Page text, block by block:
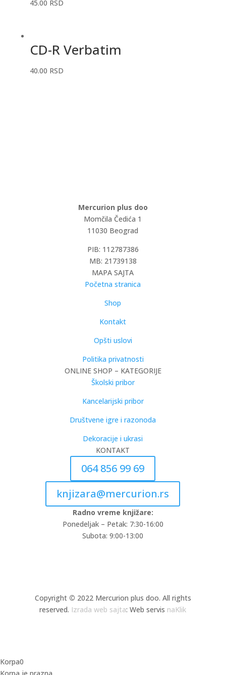
45.00 RSD
CD-R Verbatim
40.00 RSD
Mercurion plus doo
Momčila Čedića 1
11030 Beograd
PIB: 112787386
MB: 21739138
MAPA SAJTA
Početna stranica
Shop
Kontakt
Opšti uslovi
Politika privatnosti
ONLINE SHOP – KATEGORIJE
Školski pribor
Kancelarijski pribor
Društvene igre i razonoda
Dekoracije i ukrasi
KONTAKT
064 856 99 69
knjizara@mercurion.rs
Radno vreme knjižare:
Ponedeljak – Petak: 7:30-16:00
Subota: 9:00-13:00
Copyright © 2022 Mercurion plus doo. All rights
reserved. Izrada web sajta: Web servis naKlik
Korpa0